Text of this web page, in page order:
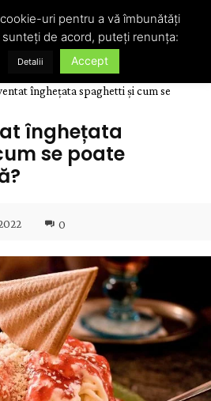
înghețata spaghetti și cum se
înghețata
se poate
0
uri pentru a vă îmbunătăți
de acord, puteți renunța:
Detalii Accept